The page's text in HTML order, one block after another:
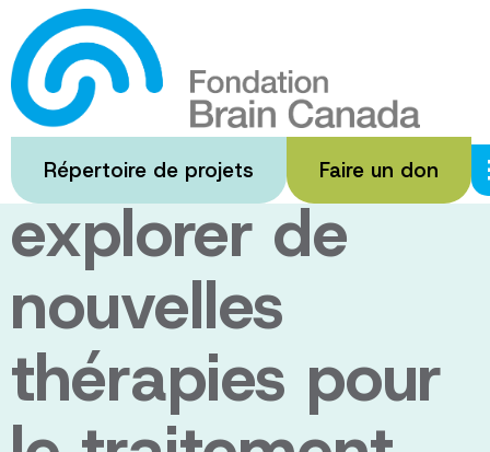
Passer
au
contenu
principal
Répertoire de projets Faire un don
Projet de
recherche pour
explorer de
nouvelles
thérapies pour